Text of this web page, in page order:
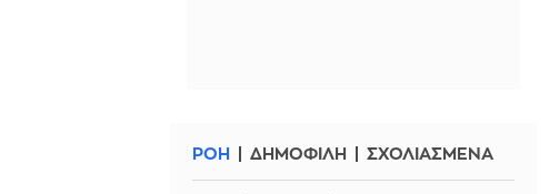
ΡΟΗ ΔΗΜΟΦΙΛΗ ΣΧΟΛΙΑΣΜΕΝΑ